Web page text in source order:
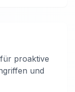
proaktive
und